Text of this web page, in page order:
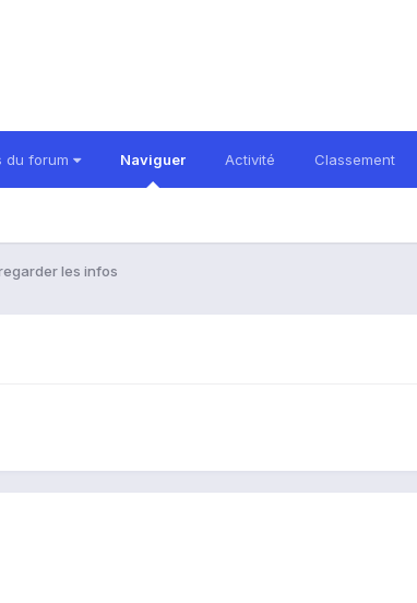
du forum Naviguer Activité Classement
les infos